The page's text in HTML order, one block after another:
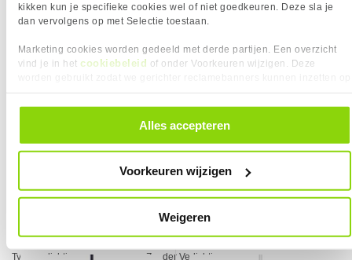
kikken kun je specifieke cookies wel of niet goedkeuren. Deze sla je
dan vervolgens op met Selectie toestaan.
Marketing cookies worden gedeeld met derde partijen. Een overzicht
vind je in het cookiebeleid of onder Voorkeuren wijzigen. Deze
alle cookies. Je kunt je gegeven toestemming altijd intrekken, dit doe je
door in de footer van onze website te klikken op ‘Cookievoorkeuren’
Alles accepteren
Voorkeuren wijzigen
Weigeren
❮
Hoogte
40 mm
Instelbare verlichting
✖︎
OS Versie
Linux, MacOS, Windows
Programmeerbare knoppen
✖︎
Rol
✓︎
Desktop
Type stroombron
USB Gevoed
Type verlichting
Zonder Verlichting
25,
VERGELIJKBARE PRODUCTEN
Logitech M100 Wit Muis